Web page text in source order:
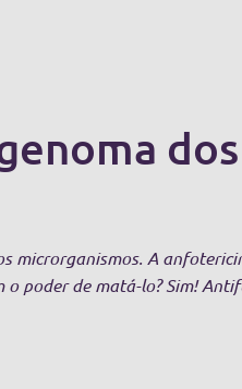
microrganismos. A
poder de matá-lo? Sim!